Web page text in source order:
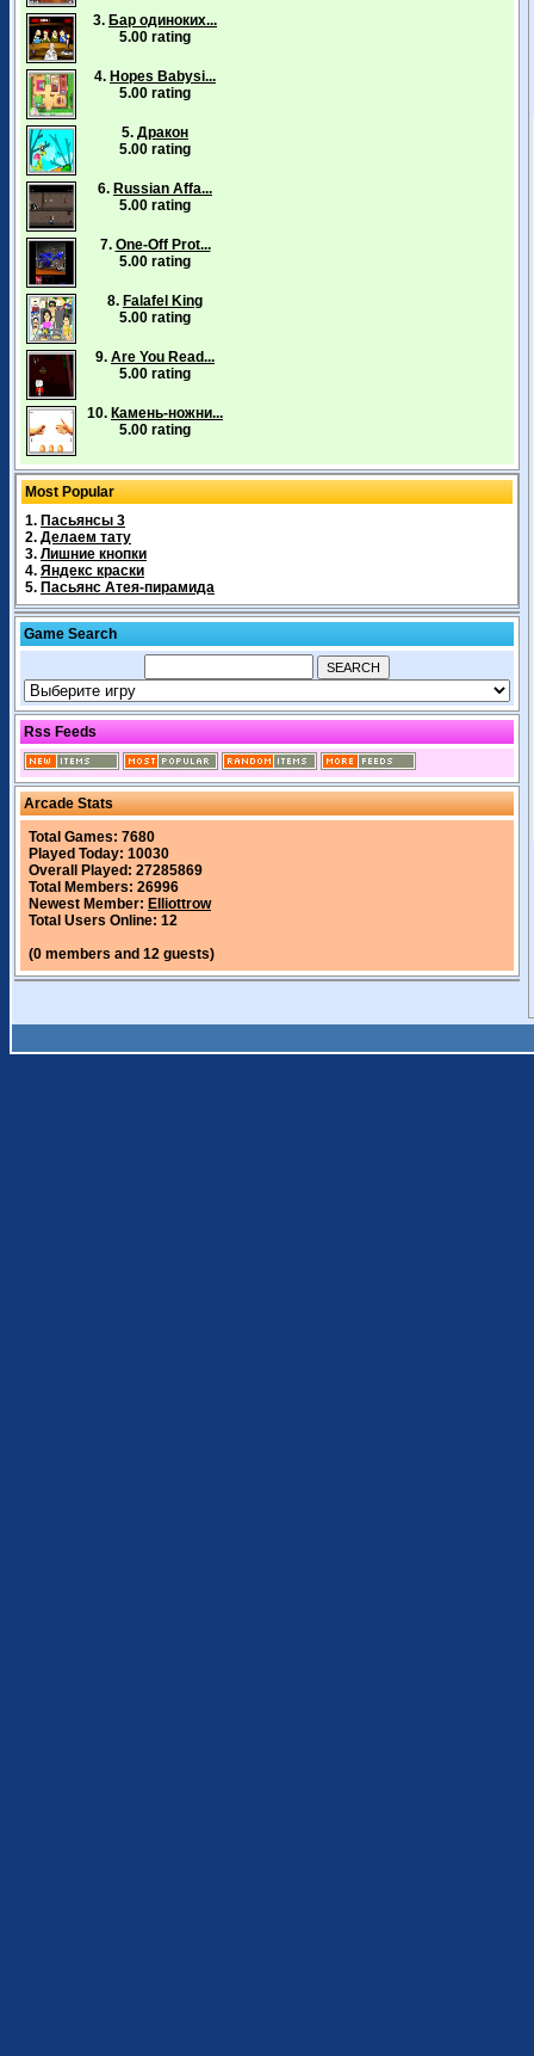
3. Бар одиноких...
5.00 rating
4. Hopes Babysi...
5.00 rating
5. Дракон
5.00 rating
6. Russian Affa...
5.00 rating
7. One-Off Prot...
5.00 rating
8. Falafel King
5.00 rating
9. Are You Read...
5.00 rating
10. Камень-ножни...
5.00 rating
Most Popular
1. Пасьянсы 3
2. Делаем тату
3. Лишние кнопки
4. Яндекс краски
5. Пасьянс Атея-пирамида
Game Search
Rss Feeds
Arcade Stats
Total Games: 7680
Played Today: 10030
Overall Played: 27285869
Total Members: 26996
Newest Member: Elliottrow
Total Users Online: 12
(0 members and 12 guests)